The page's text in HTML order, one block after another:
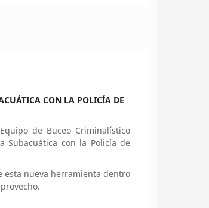
CON LA POLICÍA DE
de Buceo Criminalístico
Subacuática con la Policía de
esta nueva herramienta dentro